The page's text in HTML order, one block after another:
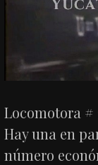
Locomotora #
Hay una en
número